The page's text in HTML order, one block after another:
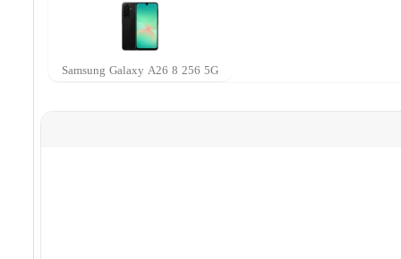
Samsung Galaxy A26 8 256 5G